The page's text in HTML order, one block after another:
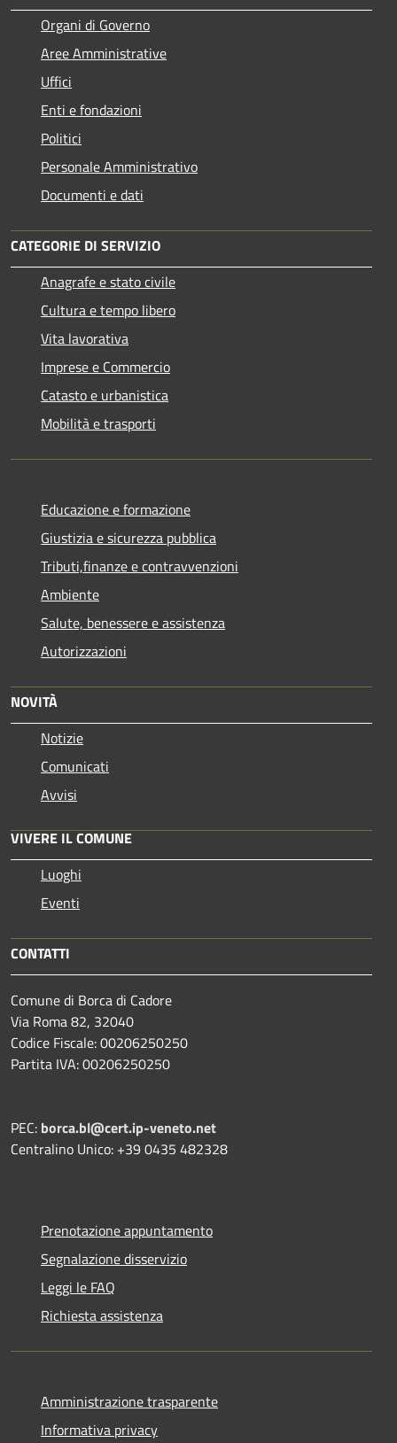
Organi di Governo
Aree Amministrative
Uffici
Enti e fondazioni
Politici
Personale Amministrativo
Documenti e dati
CATEGORIE DI SERVIZIO
Anagrafe e stato civile
Cultura e tempo libero
Vita lavorativa
Imprese e Commercio
Catasto e urbanistica
Mobilità e trasporti
Educazione e formazione
Giustizia e sicurezza pubblica
Tributi,finanze e contravvenzioni
Ambiente
Salute, benessere e assistenza
Autorizzazioni
NOVITÀ
Notizie
Comunicati
Avvisi
VIVERE IL COMUNE
Luoghi
Eventi
CONTATTI
Comune di Borca di Cadore
Via Roma 82, 32040
Codice Fiscale: 00206250250
Partita IVA: 00206250250
PEC: borca.bl@cert.ip-veneto.net
Centralino Unico: +39 0435 482328
Prenotazione appuntamento
Segnalazione disservizio
Leggi le FAQ
Richiesta assistenza
Amministrazione trasparente
Informativa privacy